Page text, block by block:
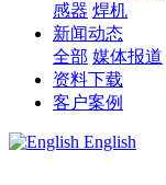
感器 焊机
新闻动态
全部 媒体报道
资料下载
客户案例
English